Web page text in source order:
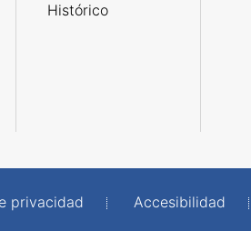
Histórico
privacidad Accesibilidad